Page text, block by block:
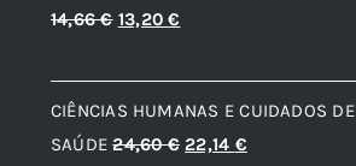
7,85 €.7,07 €.
14,66€ O
original
era:
14,66 €.
13,20€
atual
é:
13,20 €.
CIÊNCIAS HUMANAS E CUIDADOS DE
SAÚDE 24,60€ O
22,14 €O